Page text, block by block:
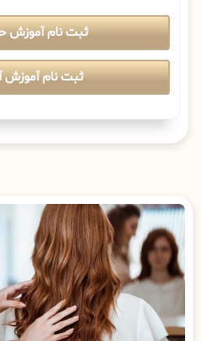
ثبت نام آموزش
ثبت نام آموزش